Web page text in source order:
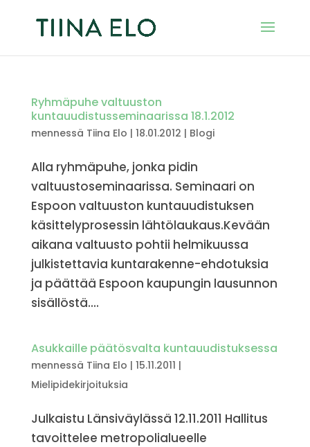
Ryhmäpuhe valtuuston
kuntauudistusseminaarissa 18.1.2012
mennessä Tiina Elo | 18.01.2012 | Blogi
Alla ryhmäpuhe, jonka pidin
valtuustoseminaarissa. Seminaari on
Espoon valtuuston kuntauudistuksen
käsittelyprosessin lähtölaukaus.Kevään
aikana valtuusto pohtii helmikuussa
julkistettavia kuntarakenne-ehdotuksia
ja päättää Espoon kaupungin lausunnon
sisällöstä....
Asukkaille päätösvalta kuntauudistuksessa
mennessä Tiina Elo | 15.11.2011 |
Mielipidekirjoituksia
Julkaistu Länsiväylässä 12.11.2011 Hallitus
tavoittelee metropolialueelle